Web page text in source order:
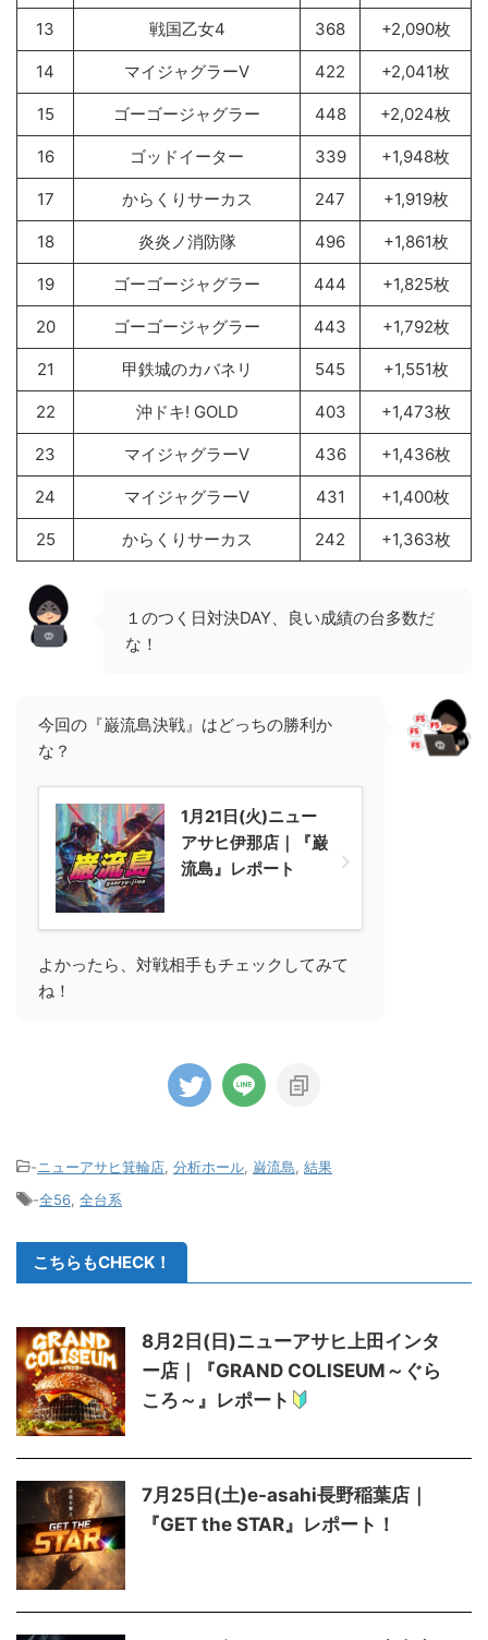
13 戦国乙女4 368 +2,090枚
14 マイジャグラーV 422 +2,041枚
15 ゴーゴージャグラー 448 +2,024枚
16 ゴッドイーター 339 +1,948枚
17 からくりサーカス 247 +1,919枚
18 炎炎ノ消防隊 496 +1,861枚
19 ゴーゴージャグラー 444 +1,825枚
20 ゴーゴージャグラー 443 +1,792枚
21 甲鉄城のカバネリ 545 +1,551枚
22 沖ドキ! GOLD 403 +1,473枚
23 マイジャグラーV 436 +1,436枚
24 マイジャグラーV 431 +1,400枚
25 からくりサーカス 242 +1,363枚
１のつく日対決DAY、良い成績の台多数だ
な！
今回の『巌流島決戦』はどっちの勝利か
な？
1月21日(火)ニュー
アサヒ伊那店｜『巌
流島』レポート
よかったら、対戦相手もチェックしてみて
ね！
-ニューアサヒ箕輪店 分析ホール 巌流島 結果
-全56 全台系
こちらもCHECK！
8月2日(日)ニューアサヒ上田インタ
ー店｜『GRAND COLISEUM～ぐら
ころ～』レポート
7月25日(土)e-asahi長野稲葉店｜
『GET the STAR』レポート！